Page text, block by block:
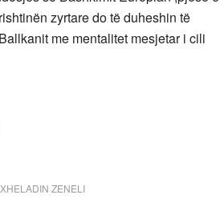
zyrtare do të duheshin të
me mentalitet mesjetar i cili
XHELADIN ZENELI